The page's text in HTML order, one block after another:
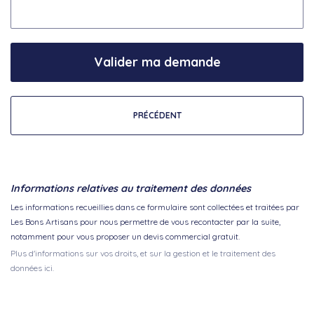
PRÉCÉDENT
Valider ma demande
Informations relatives au traitement des données
Les informations recueillies dans ce formulaire sont collectées et traitées par
Les Bons Artisans pour nous permettre de vous recontacter par la suite,
notamment pour vous proposer un devis commercial gratuit.
Plus d'informations sur vos droits, et sur la gestion et le traitement des
données ici.